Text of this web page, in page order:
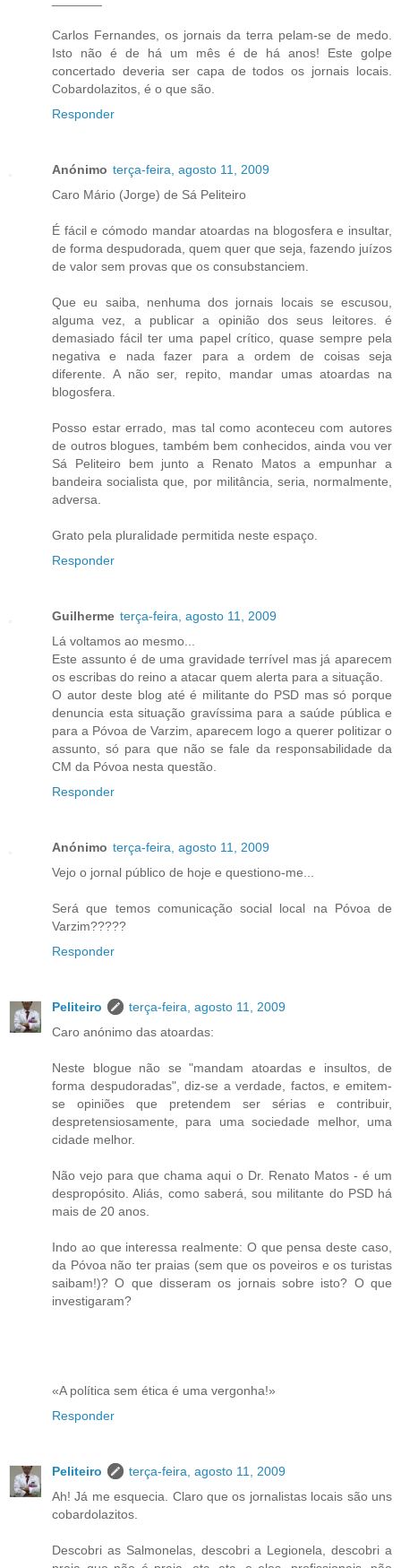
Carlos Fernandes, os jornais da terra pelam-se de medo.
Isto não é de há um mês é de há anos! Este golpe
concertado deveria ser capa de todos os jornais locais.
Cobardolazitos, é o que são.
Responder
Anónimo terça-feira, agosto 11, 2009
Caro Mário (Jorge) de Sá Peliteiro
É fácil e cómodo mandar atoardas na blogosfera e insultar,
de forma despudorada, quem quer que seja, fazendo juízos
de valor sem provas que os consubstanciem.
Que eu saiba, nenhuma dos jornais locais se escusou,
alguma vez, a publicar a opinião dos seus leitores. é
demasiado fácil ter uma papel crítico, quase sempre pela
negativa e nada fazer para a ordem de coisas seja
diferente. A não ser, repito, mandar umas atoardas na
blogosfera.
Posso estar errado, mas tal como aconteceu com autores
de outros blogues, também bem conhecidos, ainda vou ver
Sá Peliteiro bem junto a Renato Matos a empunhar a
bandeira socialista que, por militância, seria, normalmente,
adversa.
Grato pela pluralidade permitida neste espaço.
Responder
Guilherme terça-feira, agosto 11, 2009
Lá voltamos ao mesmo...
Este assunto é de uma gravidade terrível mas já aparecem
os escribas do reino a atacar quem alerta para a situação.
O autor deste blog até é militante do PSD mas só porque
denuncia esta situação gravíssima para a saúde pública e
para a Póvoa de Varzim, aparecem logo a querer politizar o
assunto, só para que não se fale da responsabilidade da
CM da Póvoa nesta questão.
Responder
Anónimo terça-feira, agosto 11, 2009
Vejo o jornal público de hoje e questiono-me...
Será que temos comunicação social local na Póvoa de
Varzim?????
Responder
Peliteiro
terça-feira, agosto 11, 2009
Caro anónimo das atoardas:
Neste blogue não se "mandam atoardas e insultos, de
forma despudoradas", diz-se a verdade, factos, e emitem-
se opiniões que pretendem ser sérias e contribuir,
despretensiosamente, para uma sociedade melhor, uma
cidade melhor.
Não vejo para que chama aqui o Dr. Renato Matos - é um
despropósito. Aliás, como saberá, sou militante do PSD há
mais de 20 anos.
Indo ao que interessa realmente: O que pensa deste caso,
da Póvoa não ter praias (sem que os poveiros e os turistas
saibam!)? O que disseram os jornais sobre isto? O que
investigaram?
«A política sem ética é uma vergonha!»
Responder
Peliteiro
terça-feira, agosto 11, 2009
Ah! Já me esquecia. Claro que os jornalistas locais são uns
cobardolazitos.
Descobri as Salmonelas, descobri a Legionela, descobri a